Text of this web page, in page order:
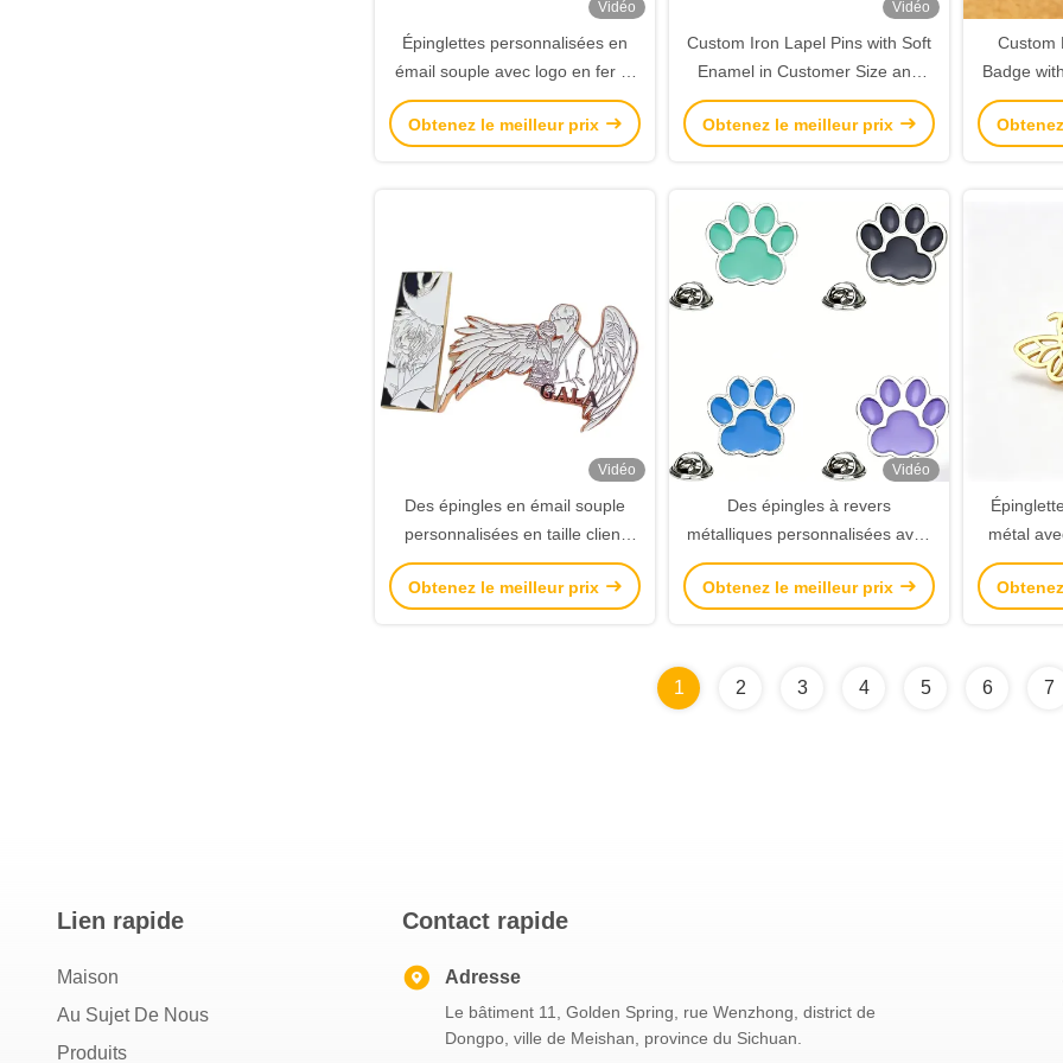
Vidéo
Épinglettes personnalisées en
émail souple avec logo en fer et
alliage de zinc - Épinglettes
émaillées personnalisées
Obtenez le meilleur prix
Vidéo
Custom Iron Lapel Pins with Soft
Enamel in Customer Size and
Custom Color for Branding
Obtenez le meilleur prix
Custom
Badge
Coating
Vidéo
Des épingles en émail souple
personnalisées en taille client
avec un matériau en alliage de
zinc pour une marque
Obtenez le meilleur prix
Vidéo
Des épingles à revers
métalliques personnalisées avec
votre logo, des couleurs
étincelantes et des tailles
Obtenez le meilleur prix
métal
votre
1 2 3 4 5 6 7
Lien rapide
Maison
Au Sujet De Nous
Produits
Contact rapide
Adresse
Le bâtiment 11, Golden Spring, rue Wenzhong, district de
Dongpo, ville de Meishan, province du Sichuan.